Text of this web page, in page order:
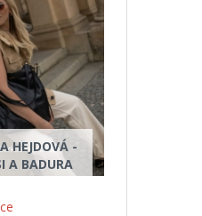
HEJDOVÁ -
A BADURA